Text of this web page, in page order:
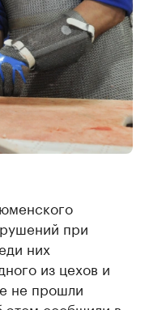
при
них
из цехов и
не прошли